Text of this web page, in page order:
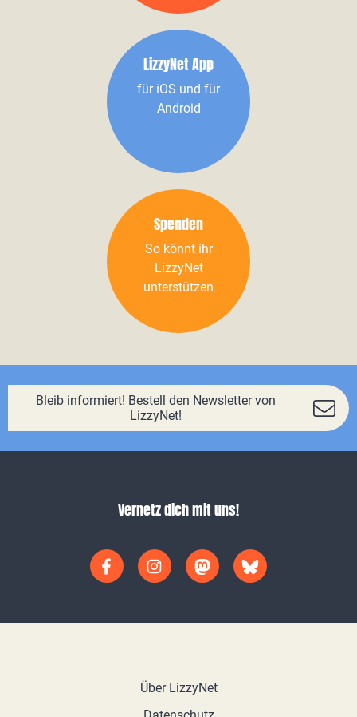
LizzyNet App
für iOS und für
Android
Spenden
So könnt ihr
LizzyNet
unterstützen
Bleib informiert! Bestell den Newsletter von
LizzyNet!
Vernetz dich mit uns!
Über LizzyNet